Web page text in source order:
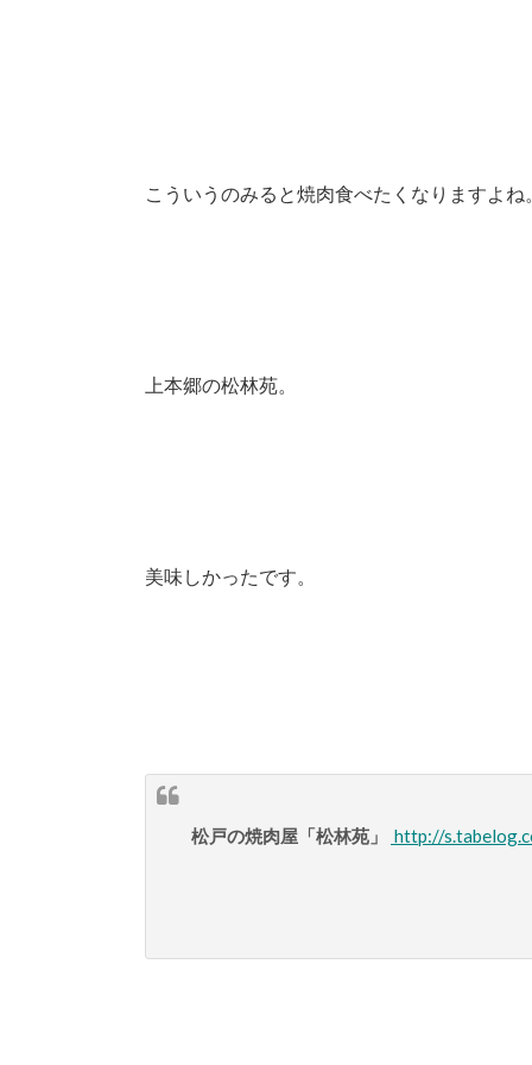
こういうのみると焼肉食べたくなりますよね
上本郷の松林苑。
美味しかったです。
松戸の焼肉屋「松林苑」 http://